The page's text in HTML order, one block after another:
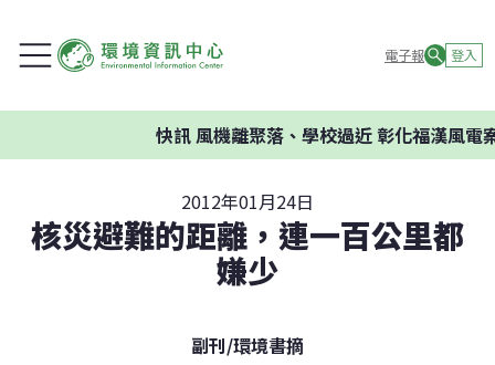
電子報 登入
快訊風機離聚落、學校過近 彰化福漢風電案
2012年01月24日
核災避難的距離，連一百公里都
嫌少
副刊/環境書摘